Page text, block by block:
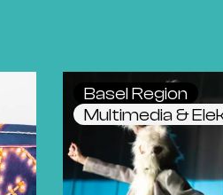
Basel Region
Multimedia &